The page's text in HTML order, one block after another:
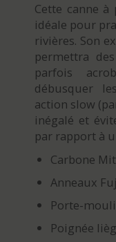
Cette canne à
idéale pour
rivières. Son
permettra
parfois
débusquer
action slow
inégalé et
par rapport à
Carbone
Anneaux
Porte-
Poignée